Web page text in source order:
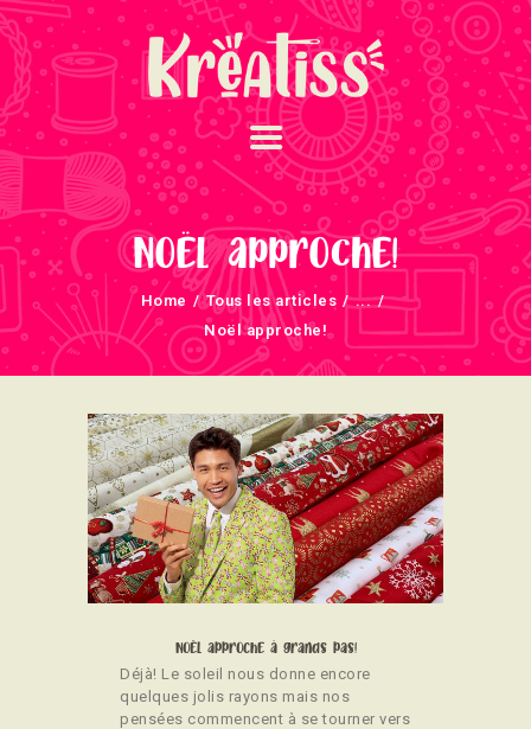
Noël approche!
Home Tous les articles
...
Noël approche!
ACCUEIL
NOS UNIVERS
ARRIVAGES
ATELIERS ET
ÉVÈNEMENTS
NEWSLETTERS
TUTORIELS
NOUS SOUTENONS
CONTACT
Noël approche à grands pas!
Déjà! Le soleil nous donne encore
quelques jolis rayons mais nos
pensées commencent à se tourner vers